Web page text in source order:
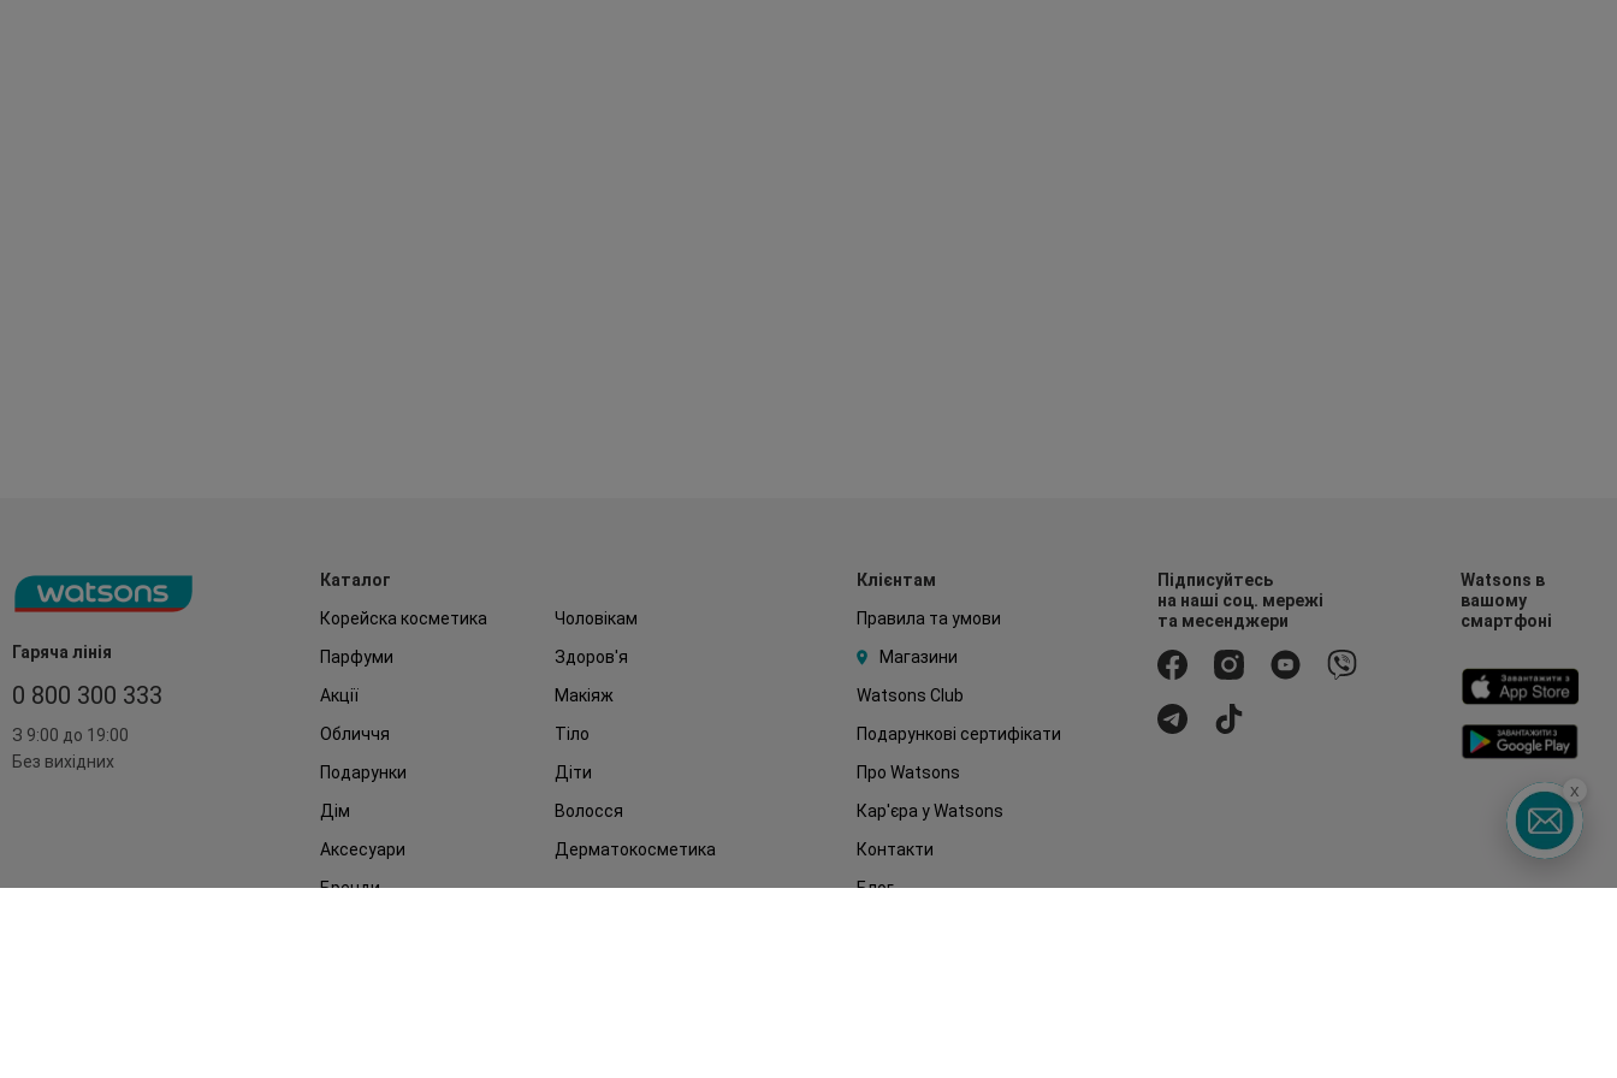
Гаряча лінія
0 800 300 333
З 9:00 до 19:00
Без вихідних
Каталог
Корейска косметика
Чоловікам
Парфуми
Здоров'я
Акції
Макіяж
Обличчя
Тіло
Подарунки
Діти
Дім
Волосся
Аксесуари
Дерматокосметика
Бренди
Клієнтам
Правила та умови
Магазини
Watsons Club
Подарункові сертифікати
Про Watsons
Кар'єра у Watsons
Контакти
Блог
Підписуйтесь
на наші соц. мережі
та месенджери
Watsons в
вашому
смартфоні
x